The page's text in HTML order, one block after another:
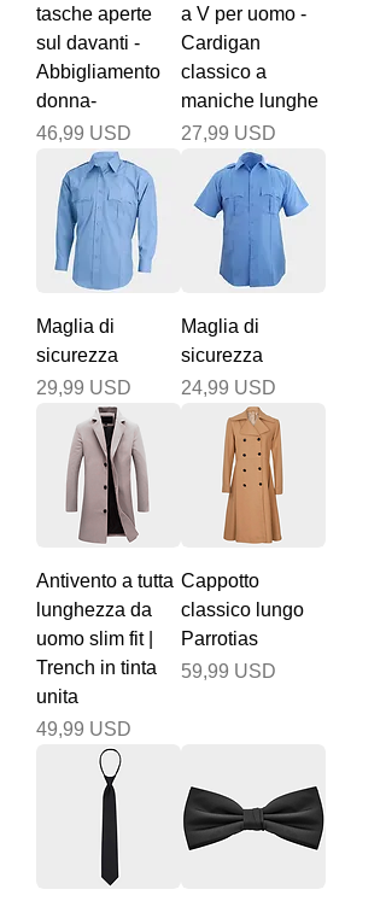
tasche aperte
sul davanti -
Abbigliamento
donna-
Prezzo
46,99 USD
a V per uomo -
Cardigan
classico a
maniche lunghe
Prezzo
27,99 USD
Maglia di
sicurezza
Prezzo
29,99 USD
Maglia di
sicurezza
Prezzo
24,99 USD
Antivento a tutta
lunghezza da
uomo slim fit |
Trench in tinta
unita
Prezzo
49,99 USD
Cappotto
classico lungo
Parrotias
Prezzo
59,99 USD